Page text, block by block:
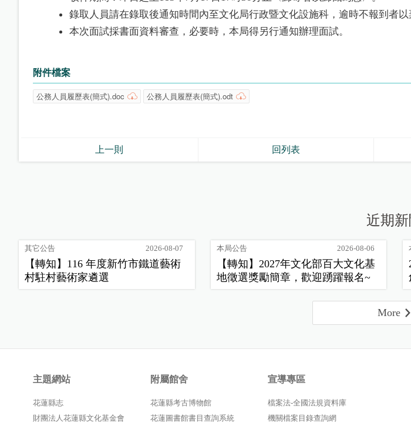
錄取人員請在錄取後通知時間內至文化局行政暨文化設施科，逾時不報到者以
本次面試採書面資料審查，必要時，本局得另行通知辦理面試。
附件檔案
公務人員履歷表(簡式).doc 公務人員履歷表(簡式).odt
上一則 回列表
近期新
其它公告 2026-08-07
【轉知】116 年度新竹市鐵道藝術
村駐村藝術家遴選
本局公告 2026-08-06
【轉知】2027年文化部百大文化基
地徵選獎勵簡章，歡迎踴躍報名~
More
主題網站
花蓮縣志
財團法人花蓮縣文化基金會
附屬館舍
花蓮縣考古博物館
花蓮圖書館書目查詢系統
宣導專區
檔案法-全國法規資料庫
機關檔案目錄查詢網